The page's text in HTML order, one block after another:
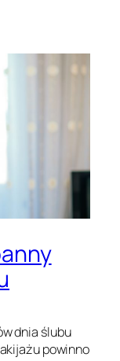
dnia ślubu
powinno